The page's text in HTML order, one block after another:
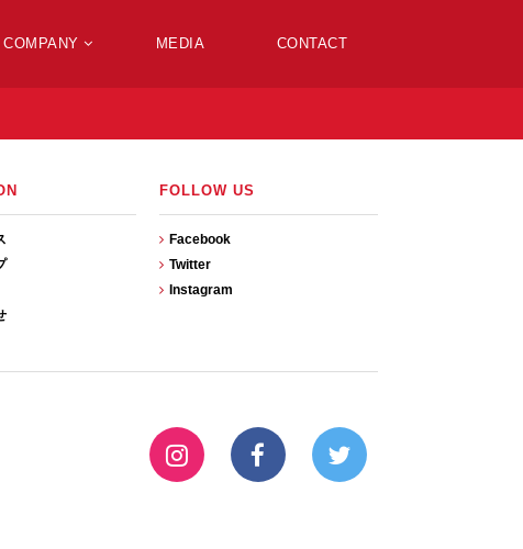
COMPANY MEDIA CONTACT
FOLLOW US
Facebook
Twitter
Instagram